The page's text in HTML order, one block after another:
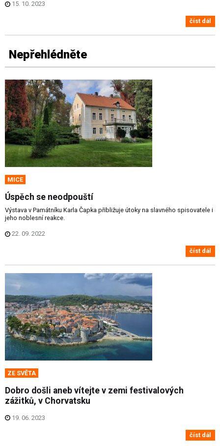
15. 10. 2023
číst dál
Nepřehlédněte
MICE
Úspěch se neodpouští
Výstava v Památníku Karla Čapka přibližuje útoky na slavného spisovatele i
jeho noblesní reakce.
22. 09. 2022
číst dál
ZE SVĚTA
Dobro došli aneb vítejte v zemi festivalových
zážitků, v Chorvatsku
19. 06. 2023
číst dál